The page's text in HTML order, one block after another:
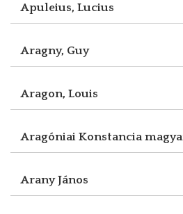
Apuleius, Lucius
Aragny, Guy
Aragon, Louis
Aragóniai Konstancia
Arany János